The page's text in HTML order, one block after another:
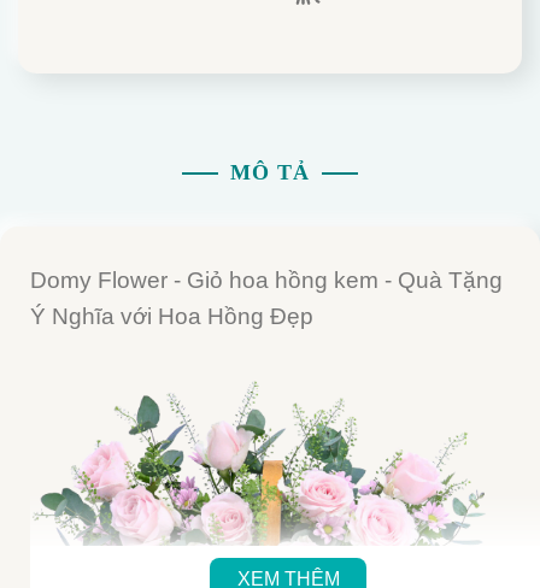
MÔ TẢ
Domy Flower - Giỏ hoa hồng kem - Quà Tặng
Ý Nghĩa với Hoa Hồng Đẹp
XEM THÊM